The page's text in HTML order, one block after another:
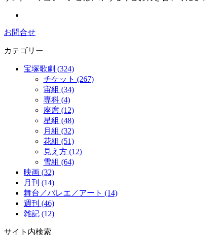
お問合せ
カテゴリー
宝塚歌劇 (324)
チケット (267)
宙組 (34)
専科 (4)
座席 (12)
星組 (48)
月組 (32)
花組 (51)
見え方 (12)
雪組 (64)
映画 (32)
月刊 (14)
舞台／バレエ／アート (14)
週刊 (46)
雑記 (12)
サイト内検索